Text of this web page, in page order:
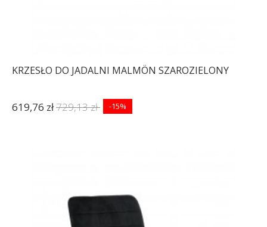
KRZESŁO DO JADALNI MALMÖN SZAROZIELONY
619,76 zł729,13 zł -15%